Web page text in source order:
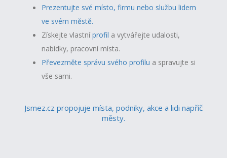
Prezentujte své místo, firmu nebo službu lidem
ve svém městě.
Získejte vlastníprofil a vytvářejte udalosti,
nabídky, pracovní místa.
Převezměte správu svého profilu a spravujte si
vše sami.
Jsmez.cz propojuje místa, podniky, akce a lidi napříč
městy.